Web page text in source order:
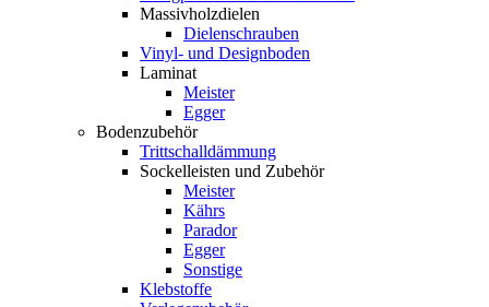
Massivholzdielen
Dielenschrauben
Vinyl- und Designboden
Laminat
Meister
Egger
Bodenzubehör
Trittschalldämmung
Sockelleisten und Zubehör
Meister
Kährs
Parador
Egger
Sonstige
Klebstoffe